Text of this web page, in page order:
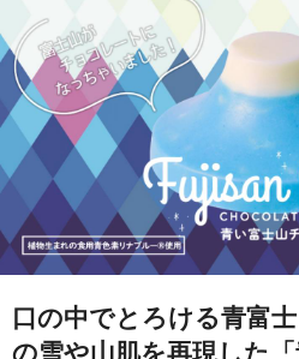
口の中でとろける青富
の雪や山肌を再現した